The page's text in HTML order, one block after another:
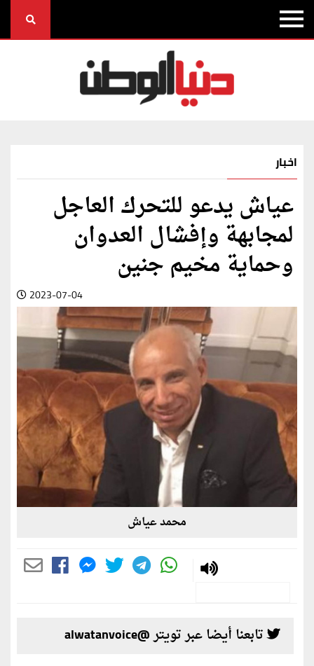
اخبار
عياش يدعو للتحرك العاجل
لمجابهة وإفشال العدوان
وحماية مخيم جنين
2023-07-04
محمد عياش
تابعنا أيضا عبر تويتر @alwatanvoice